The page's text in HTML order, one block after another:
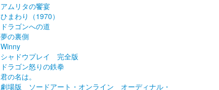
アムリタの饗宴
ひまわり（1970）
ドラゴンへの道
夢の裏側
Winny
シャドウプレイ 完全版
ドラゴン怒りの鉄拳
君の名は。
劇場版 ソードアート・オンライン オーディナル・